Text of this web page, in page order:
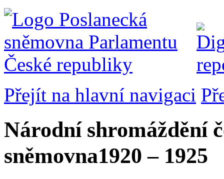
Přejít na hlavní navigaci
Národní shromáždění
sněmovna1920 – 1925